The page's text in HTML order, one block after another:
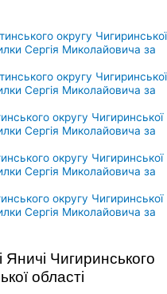
округу Чигиринської
Сергія Миколайовича за
округу Чигиринської
Сергія Миколайовича за
округу Чигиринської
Сергія Миколайовича за
округу Чигиринської
Сергія Миколайовича за
округу Чигиринської
Сергія Миколайовича за
Яничі Чигиринського
області